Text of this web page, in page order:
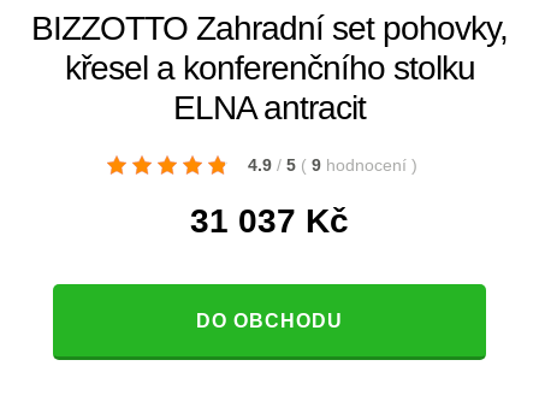
BIZZOTTO Zahradní set pohovky,
křesel a konferenčního stolku
ELNA antracit
4.9 / 5 ( 9 hodnocení )
31 037 Kč
DO OBCHODU